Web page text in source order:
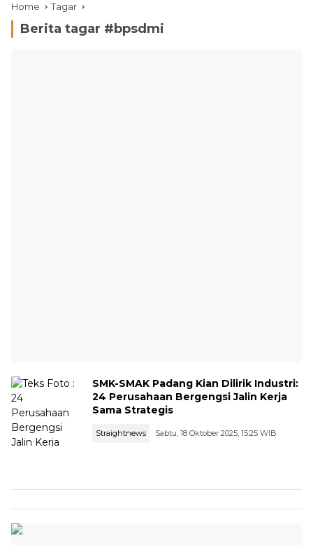
Home Tagar
Berita tagar #bpsdmi
SMK-SMAK Padang Kian Dilirik Industri:
24 Perusahaan Bergengsi Jalin Kerja
Sama Strategis
Straightnews Sabtu, 18 Oktober 2025, 15:25 WIB